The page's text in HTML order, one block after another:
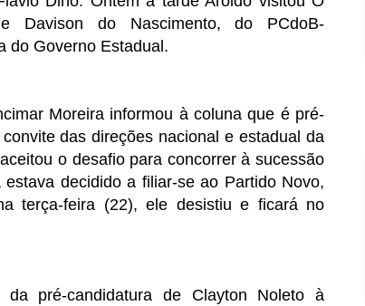
Davison do Nascimento, do PCdoB-
do Governo Estadual.
Moreira informou à coluna que é pré-
das direções nacional e estadual da
o desafio para concorrer à sucessão
decidido a filiar-se ao Partido Novo,
terça-feira (22), ele desistiu e ficará no
pré-candidatura de Clayton Noleto à